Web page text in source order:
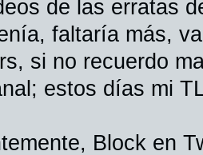
de las erratas
faltaría más,
si no recuerdo
estos días mi
Block en